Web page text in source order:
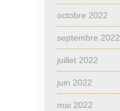
octobre 2022
septembre 2022
juillet 2022
juin 2022
mai 2022